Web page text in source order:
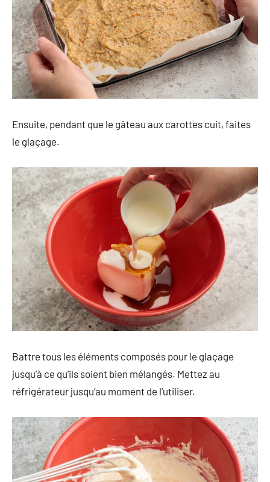
Ensuite, pendant que le gâteau aux carottes cuit, faites
le glaçage.
Battre tous les éléments composés pour le glaçage
jusqu’à ce qu’ils soient bien mélangés. Mettez au
réfrigérateur jusqu’au moment de l’utiliser.